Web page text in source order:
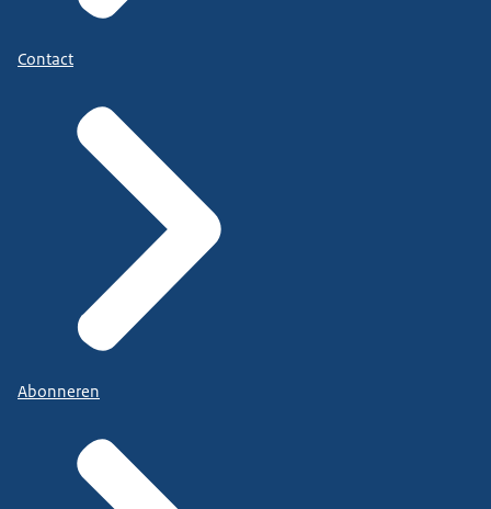
Contact
Abonneren